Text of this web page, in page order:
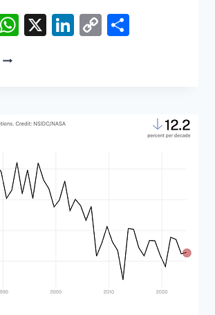
WhatsApp
X LinkedIn
Copy
FAMILIES
COLORADO
AS
A